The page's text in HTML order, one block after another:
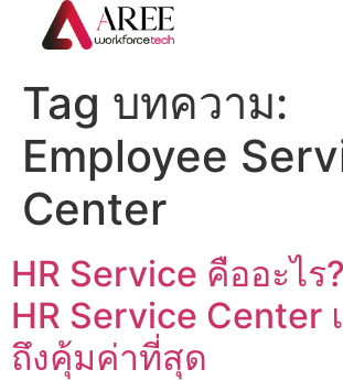
Tag บทความ:
Employee
Center
HR Service คืออะไร
HR Service Center
ถึงคุ้มค่าที่สุด